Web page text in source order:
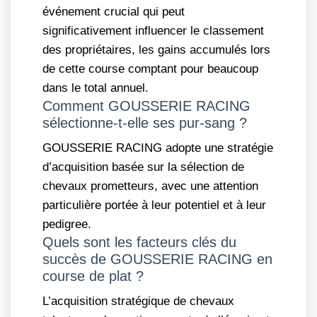
événement crucial qui peut
significativement influencer le classement
des propriétaires, les gains accumulés lors
de cette course comptant pour beaucoup
dans le total annuel.
Comment GOUSSERIE RACING
sélectionne-t-elle ses pur-sang ?
GOUSSERIE RACING adopte une stratégie
d’acquisition basée sur la sélection de
chevaux prometteurs, avec une attention
particulière portée à leur potentiel et à leur
pedigree.
Quels sont les facteurs clés du
succès de GOUSSERIE RACING en
course de plat ?
L’acquisition stratégique de chevaux